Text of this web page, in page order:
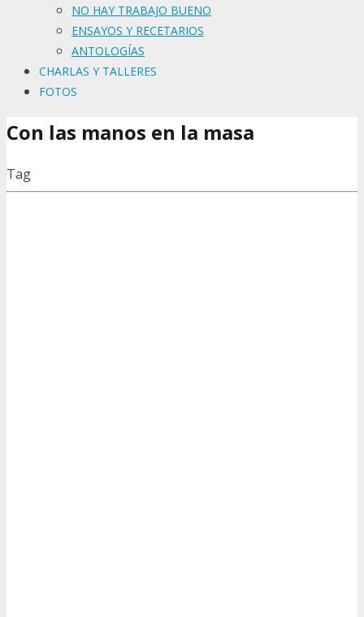
NO HAY TRABAJO BUENO
ENSAYOS Y RECETARIOS
ANTOLOGÍAS
CHARLAS Y TALLERES
FOTOS
Con las manos en la masa
Tag